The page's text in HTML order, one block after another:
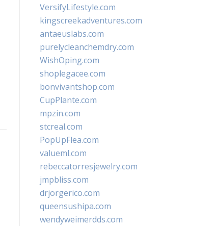
VersifyLifestyle.com
kingscreekadventures.com
antaeuslabs.com
purelycleanchemdry.com
WishOping.com
shoplegacee.com
bonvivantshop.com
CupPlante.com
mpzin.com
stcreal.com
PopUpFlea.com
valueml.com
rebeccatorresjewelry.com
jmpbliss.com
drjorgerico.com
queensushipa.com
wendyweimerdds.com